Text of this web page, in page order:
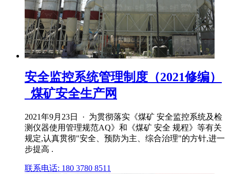
安全监控系统管理制度（2021修编）
_煤矿安全生产网
2021年9月23日 · 为贯彻落实《煤矿 安全监控系统及检
测仪器使用管理规范AQ》和《煤矿 安全 规程》等有关
规定,认真贯彻"安全、预防为主、综合治理"的方针,进一
步提高 .
联系电话: 180 3780 8511